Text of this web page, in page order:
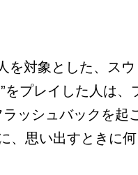
を対象とした、スウ
をプレイした人は、
ッシュバックを起
、思い出すときに何